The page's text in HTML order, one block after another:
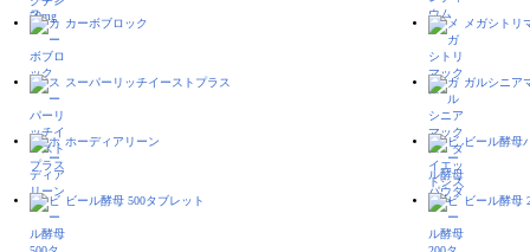
カーボブロック メガシトリ
スーパーリッチイーストプラス ガルシニア
ホーディアリーン ビール酵母
ビール酵母 500タブレット ビール酵母